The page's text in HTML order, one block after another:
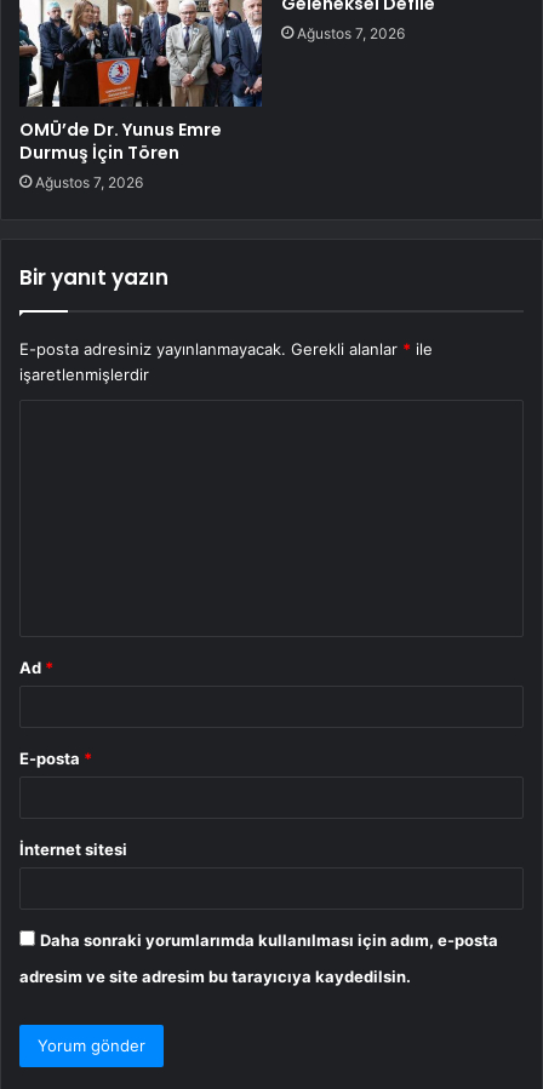
OMÜ’de Dr. Yunus Emre
Durmuş İçin Tören
Ağustos 7, 2026
Ağustos 7, 2026
Bir yanıt yazın
E-posta adresiniz yayınlanmayacak. Gerekli alanlar * ile
işaretlenmişlerdir
Ad *
E-posta *
İnternet sitesi
Daha sonraki yorumlarımda kullanılması için adım, e-posta
adresim ve site adresim bu tarayıcıya kaydedilsin.